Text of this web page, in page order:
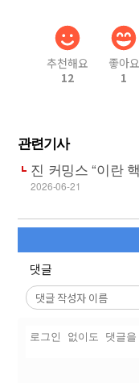
추천해요
12
좋아요
1
관련기사
진 커밍스 “이란
2026-06-21
댓글